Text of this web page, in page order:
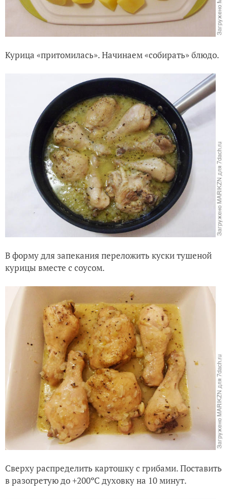
Курица «притомилась». Начинаем «собирать» блюдо.
В форму для запекания переложить куски тушеной
курицы вместе с соусом.
Сверху распределить картошку с грибами. Поставить
в разогретую до +200ºC духовку на 10 минут.